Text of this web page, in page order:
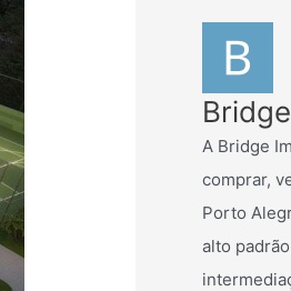
i
s
r
o
A Bridge
comprar,
Porto
alto